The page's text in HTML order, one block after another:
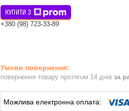
КУПИТИ З
+380 (98) 723-33-89
повернення товару протягом 14 днів за